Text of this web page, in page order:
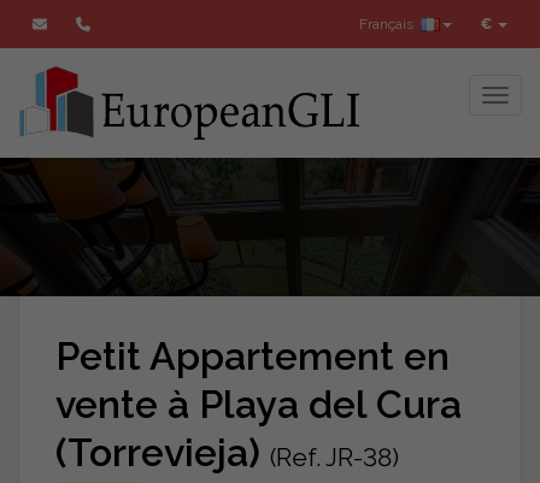
€
Français
Petit Appartement en
vente à Playa del Cura
(Torrevieja) (Ref. JR-38)